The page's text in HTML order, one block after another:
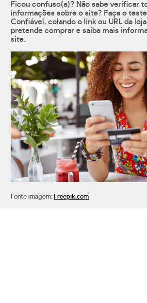
Ficou confuso(a)? Não sabe verificar
informações sobre o site? Faça o
Confiável, colando o link ou URL da
pretende comprar e saiba mais
site.
Fonte imagem: Freepik.com